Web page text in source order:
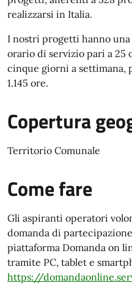
realizzarsi in Italia.
I nostri progetti hanno
orario di servizio pari a 25
cinque giorni a settimana,
1.145 ore.
Copertura
Territorio Comunale
Come fare
Gli aspiranti operatori
domanda di
piattaforma Domanda on
tramite PC, tablet e
https://